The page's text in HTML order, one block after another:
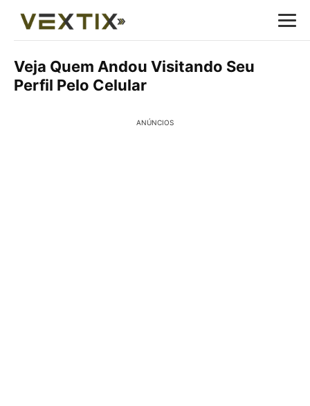
Veja Quem Andou Visitando Seu
Perfil Pelo Celular
ANÚNCIOS